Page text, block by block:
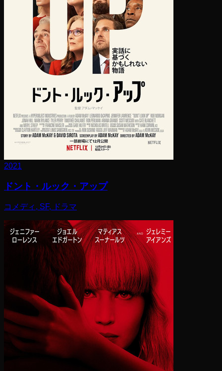
2021
ドント・ルック・アップ
コメディ, SF, ドラマ